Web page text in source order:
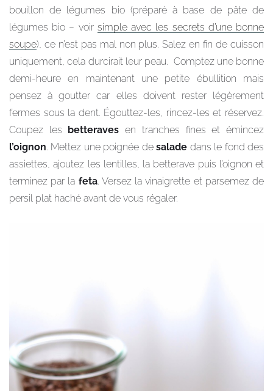
bouillon de légumes bio (préparé à base de pâte de
légumes bio – voir simple avec les secrets d’une bonne
soupe), ce n’est pas mal non plus. Salez en fin de cuisson
uniquement, cela durcirait leur peau. Comptez une bonne
demi-heure en maintenant une petite ébullition mais
pensez à goutter car elles doivent rester légèrement
fermes sous la dent. Égouttez-les, rincez-les et réservez.
Coupez les betteraves en tranches fines et émincez
l’oignon . Mettez une poignée desalade dans le fond des
assiettes, ajoutez les lentilles, la betterave puis l’oignon et
terminez par la feta. Versez la vinaigrette et parsemez de
persil plat haché avant de vous régaler.